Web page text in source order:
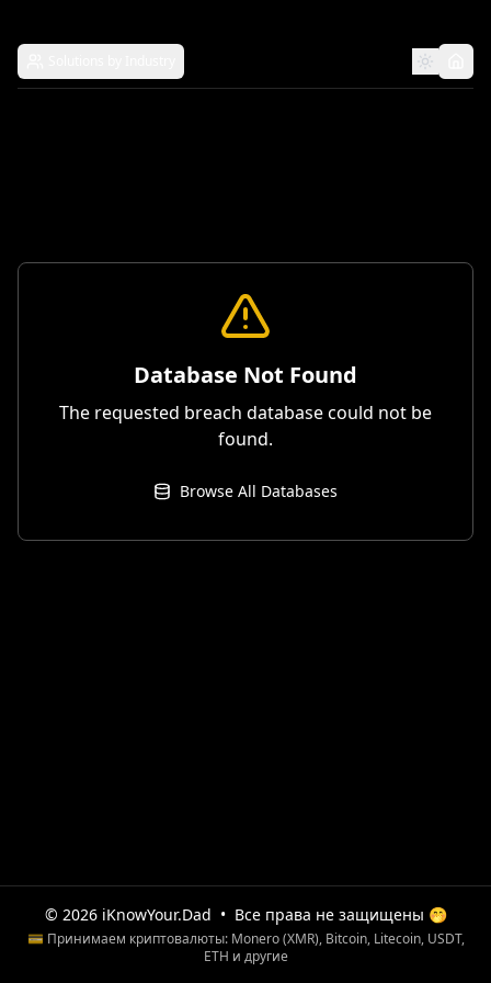
Database Not Found
The requested breach database could not be
found.
Browse All Databases
© 2026 iKnowYour.Dad • Все права не защищены 🤭
💳 Принимаем криптовалюты: Monero (XMR), Bitcoin, Litecoin, USDT,
ETH и другие